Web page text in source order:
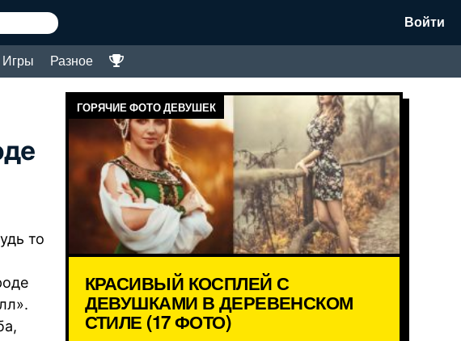
Войти
Игры Разное
то
ГОРЯЧИЕ ФОТО ДЕВУШЕК
КРАСИВЫЙ КОСПЛЕЙ С
ДЕВУШКАМИ В ДЕРЕВЕНСКОМ
СТИЛЕ (17 ФОТО)